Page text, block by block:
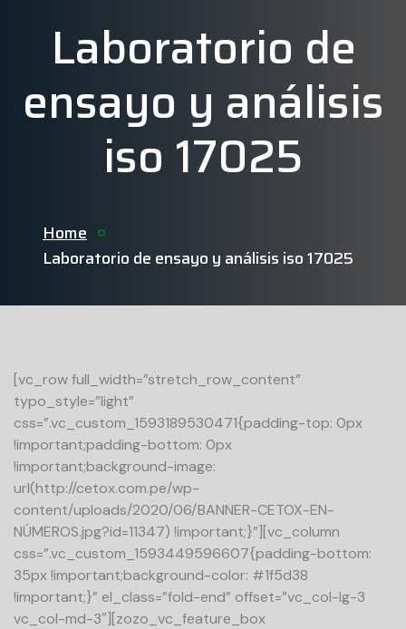
Laboratorio de
ensayo y análisis
iso 17025
Home
Laboratorio de ensayo y análisis iso 17025
[vc_row full_width=”stretch_row_content”
typo_style=”light”
css=”.vc_custom_1593189530471{padding-top: 0px
!important;padding-bottom: 0px
!important;background-image:
url(http://cetox.com.pe/wp-
content/uploads/2020/06/BANNER-CETOX-EN-
NÚMEROS.jpg?id=11347) !important;}”][vc_column
css=”.vc_custom_1593449596607{padding-bottom:
35px !important;background-color: #1f5d38
!important;}” el_class=”fold-end” offset=”vc_col-lg-3
vc_col-md-3″][zozo_vc_feature_box